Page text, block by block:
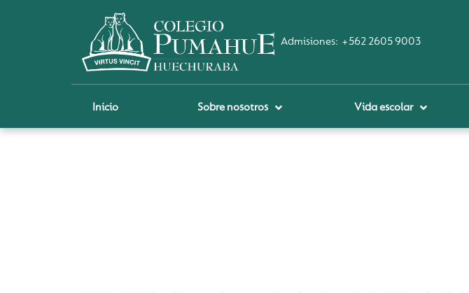
Admisiones: +562 2605 9003
Inicio Sobre nosotros Vida escolar